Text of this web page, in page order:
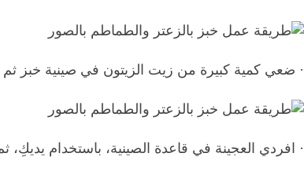
· ضعي كمية كبيرة من زيت الزيتون في صينية خبز
· افردي العجينة في قاعدة الصينية، باستخدام يديكِ،